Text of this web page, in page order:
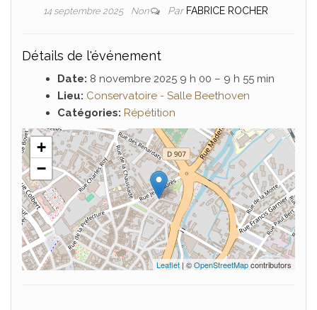
14 septembre 2025 Non Par FABRICE ROCHER
Détails de l'événement
Date: 8 novembre 2025 9 h 00 – 9 h 55 min
Lieu: Conservatoire - Salle Beethoven
Catégories: Répétition
+
−
Leaflet| ©OpenStreetMapcontributors